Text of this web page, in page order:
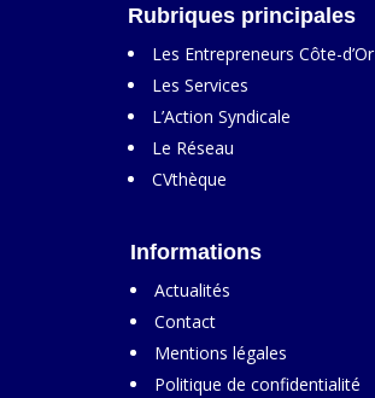
Rubriques principales
Les Entrepreneurs Côte-d’Or
Les Services
L’Action Syndicale
Le Réseau
CVthèque
Informations
Actualités
Contact
Mentions légales
Politique de confidentialité